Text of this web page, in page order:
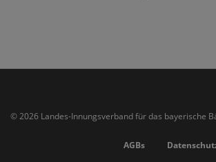
© 2026 Landes-Innungsverband für das bayerische
AGBs